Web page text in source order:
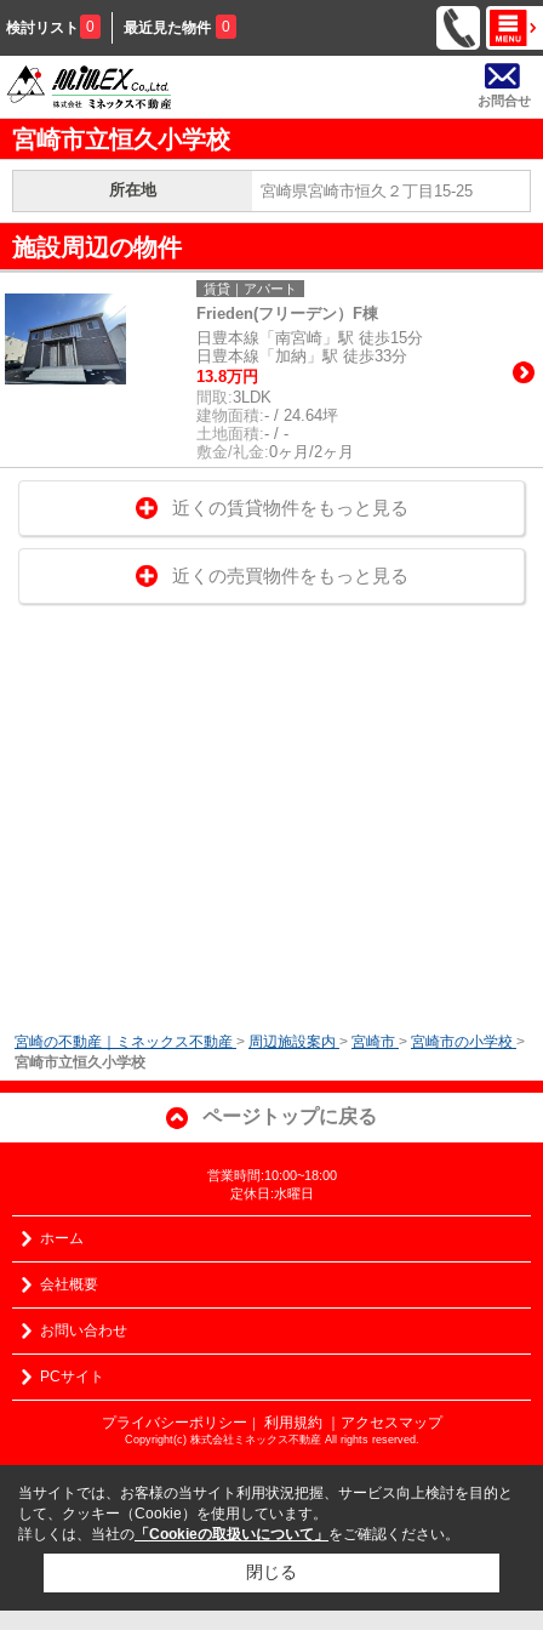
検討リスト 0 最近見た物件 0
お問合せ
宮崎市立恒久小学校
所在地 宮崎県宮崎市恒久２丁目15-25
施設周辺の物件
賃貸｜アパート
Frieden(フリーデン）F棟
日豊本線「南宮崎」駅 徒歩15分
日豊本線「加納」駅 徒歩33分
13.8万円
間取:3LDK
建物面積:- / 24.64坪
土地面積:- / -
敷金/礼金:0ヶ月/2ヶ月
近くの賃貸物件をもっと見る
近くの売買物件をもっと見る
宮崎の不動産｜ミネックス不動産 > 周辺施設案内 > 宮崎市 > 宮崎市の小学校 >
宮崎市立恒久小学校
ページトップに戻る
営業時間:10:00~18:00
定休日:水曜日
ホーム
会社概要
お問い合わせ
PCサイト
プライバシーポリシー ｜ 利用規約 ｜アクセスマップ
Copyright(c) 株式会社ミネックス不動産 All rights reserved.
当サイトでは、お客様の当サイト利用状況把握、サービス向上検討を目的と
して、クッキー（Cookie）を使用しています。
詳しくは、当社の 「Cookieの取扱いについて」 をご確認ください。
閉じる